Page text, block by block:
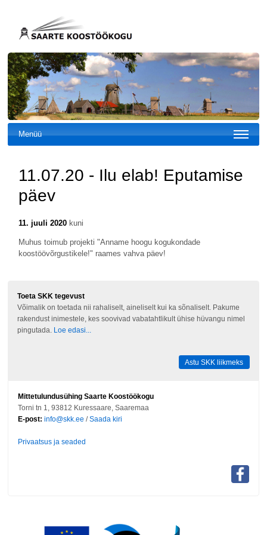
Menüü
11.07.20 - Ilu elab! Eputamise
päev
11. juuli 2020kuni
Muhus toimub projekti "Anname hoogu kogukondade
koostöövõrgustikele!" raames vahva päev!
Toeta SKK tegevust
Võimalik on toetada nii rahaliselt, aineliselt kui ka sõnaliselt. Pakume
rakendust inimestele, kes soovivad vabatahtlikult ühise hüvangu nimel
pingutada.
Loe edasi...
Astu SKK liikmeks
Mittetulundusühing Saarte Koostöökogu
Torni tn 1, 93812 Kuressaare, Saaremaa
E-post: info@skk.ee /Saada kiri
Privaatsus ja seaded